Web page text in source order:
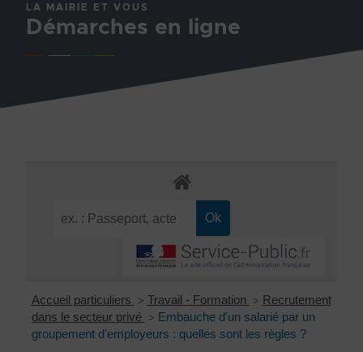
LA MAIRIE ET VOUS
Démarches en ligne
Accueil particuliers > Travail - Formation > Recrutement
dans le secteur privé
> Embauche d'un salarié par un
groupement d'employeurs : quelles sont les règles ?